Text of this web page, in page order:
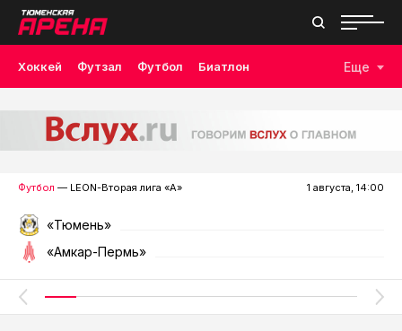
Хоккей Футзал Футбол Биатлон Еще
Футбол — LEON-Вторая лига «А» 1 августа, 14:00
«Тюмень»
«Амкар-Пермь»